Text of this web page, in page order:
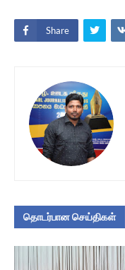
Share
தொடர்பான செய்திகள்